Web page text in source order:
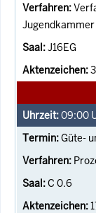
Jugendkammer
J16EG
09:00
Güte-
C 0.6